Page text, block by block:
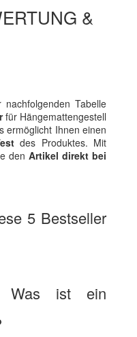
&
nachfolgenden Tabelle
für Hängemattengestell
ermöglicht Ihnen einen
des Produktes. Mit
den Artikel direkt bei
5 Bestseller
Was ist ein